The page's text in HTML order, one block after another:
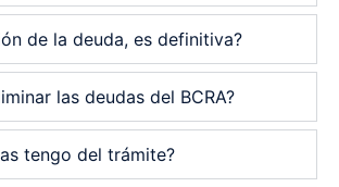
de la deuda, es definitiva?
las deudas del BCRA?
tengo del trámite?